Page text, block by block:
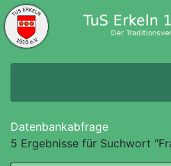
Datenbankabfrage
5 Ergebnisse für Suchwort